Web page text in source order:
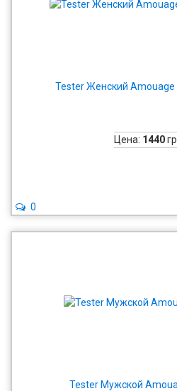
Tester Женский Amouage
Цена: 1440
0
Tester Мужской